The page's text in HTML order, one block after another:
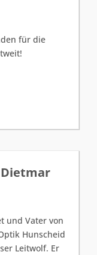
für die
und Vater von
Hunscheid
Leitwolf. Er